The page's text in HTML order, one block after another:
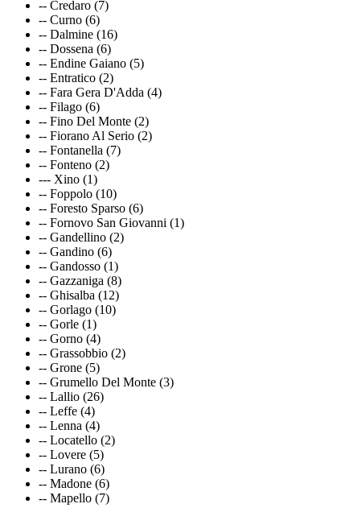
-- Credaro (7)
-- Curno (6)
-- Dalmine (16)
-- Dossena (6)
-- Endine Gaiano (5)
-- Entratico (2)
-- Fara Gera D'Adda (4)
-- Filago (6)
-- Fino Del Monte (2)
-- Fiorano Al Serio (2)
-- Fontanella (7)
-- Fonteno (2)
--- Xino (1)
-- Foppolo (10)
-- Foresto Sparso (6)
-- Fornovo San Giovanni (1)
-- Gandellino (2)
-- Gandino (6)
-- Gandosso (1)
-- Gazzaniga (8)
-- Ghisalba (12)
-- Gorlago (10)
-- Gorle (1)
-- Gorno (4)
-- Grassobbio (2)
-- Grone (5)
-- Grumello Del Monte (3)
-- Lallio (26)
-- Leffe (4)
-- Lenna (4)
-- Locatello (2)
-- Lovere (5)
-- Lurano (6)
-- Madone (6)
-- Mapello (7)